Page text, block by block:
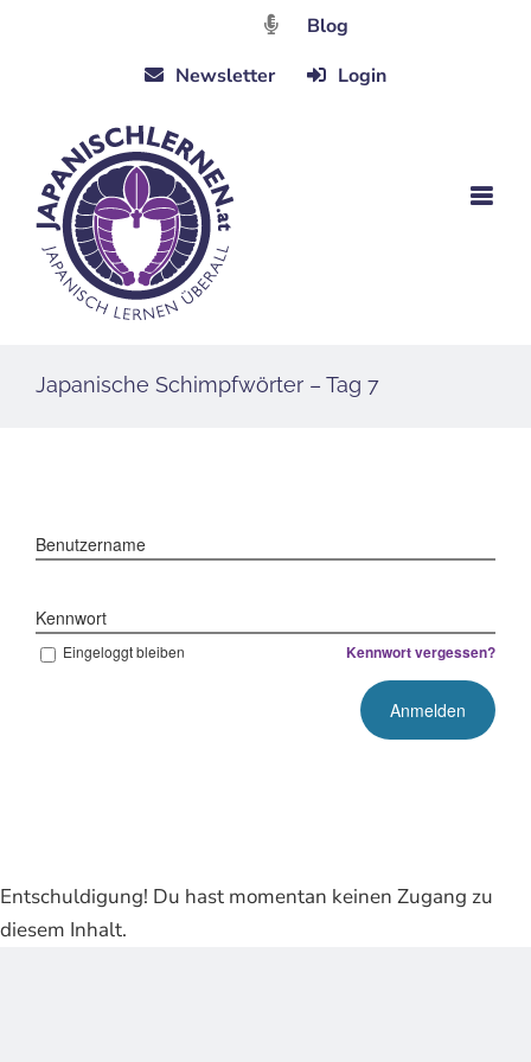
Blog
Newsletter
Login
Japanische Schimpfwörter – Tag 7
Benutzername
Kennwort
Eingeloggt bleiben Kennwort vergessen?
Entschuldigung! Du hast momentan keinen Zugang zu
diesem Inhalt.